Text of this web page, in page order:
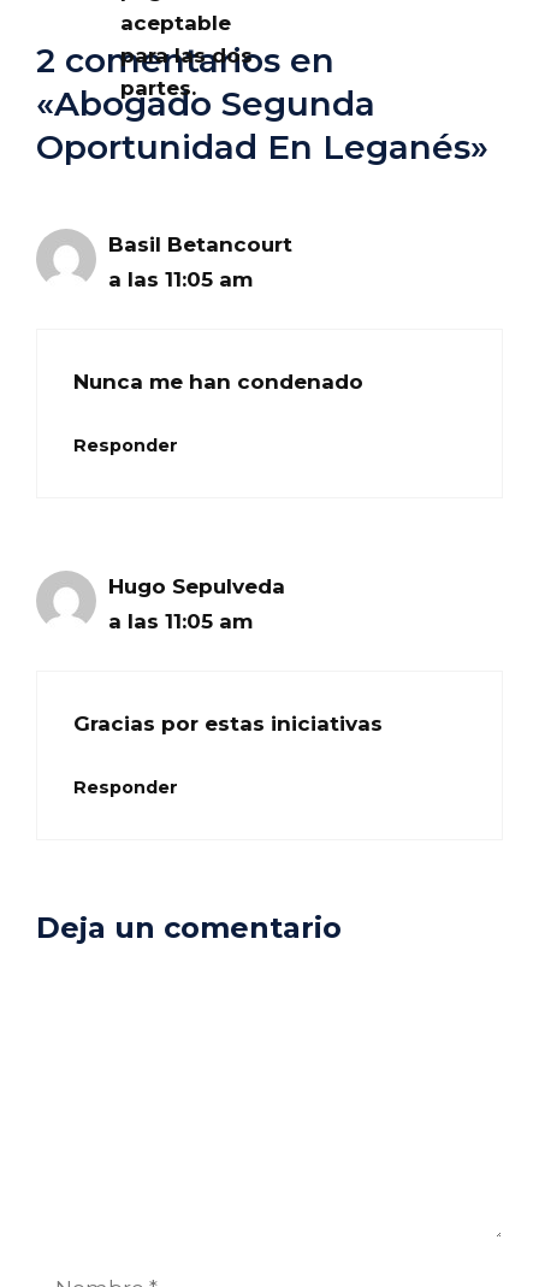
aceptable
para las dos
partes.
2 comentarios en
«Abogado Segunda
Oportunidad En Leganés»
Basil Betancourt
a las 11:05 am
Nunca me han condenado
Responder
Hugo Sepulveda
a las 11:05 am
Gracias por estas iniciativas
Responder
Deja un comentario
Nombre